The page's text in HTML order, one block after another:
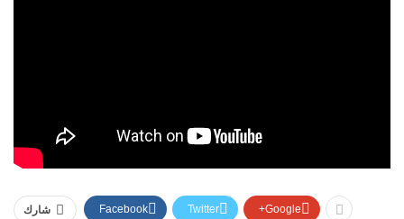
شارك Facebook Twitter Google+